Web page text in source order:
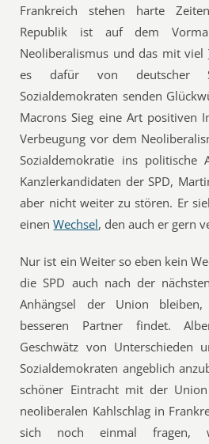
Frankreich stehen harte
Republik ist auf dem
Neoliberalismus und das mit viel
es dafür von deutscher
Sozialdemokraten senden
Macrons Sieg eine Art positiven
Verbeugung vor dem
Sozialdemokratie ins politische
Kanzlerkandidaten der SPD,
aber nicht weiter zu stören. Er
einenWechsel, den auch er gern
Nur ist ein Weiter so eben kein
die SPD auch nach der
Anhängsel der Union
besseren Partner findet.
Geschwätz von Unterschieden
Sozialdemokraten angeblich
schöner Eintracht mit der
neoliberalen Kahlschlag in
sich noch einmal fragen,